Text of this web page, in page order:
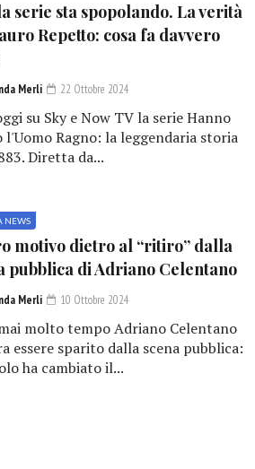
serie sta spopolando. La verità
Repetto: cosa fa davvero
Merli 22 Ottobre 2024
su Sky e Now TV la serie Hanno
l'Uomo Ragno: la leggendaria storia
Diretta da...
NEWS
motivo dietro al “ritiro” dalla
pubblica di Adriano Celentano
Merli 10 Ottobre 2024
molto tempo Adriano Celentano
essere sparito dalla scena pubblica:
ha cambiato il...